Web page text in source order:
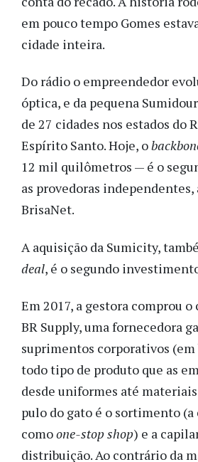
em pouco tempo Gomes
cidade inteira.
Do rádio o empreendedor
óptica, e da pequena
de 27 cidades nos estados do
Espírito Santo. Hoje, o
12 mil quilômetros — é o
as provedoras independentes,
BrisaNet.
A aquisição da Sumicity,
deal, é o segundo
Em 2017, a gestora comprou
BR Supply, uma fornecedora
suprimentos corporativos (em
todo tipo de produto que as
desde uniformes até
pulo do gato é o sortimento (a
comoone-stop shop) e a
distribuição. Ao contrário da